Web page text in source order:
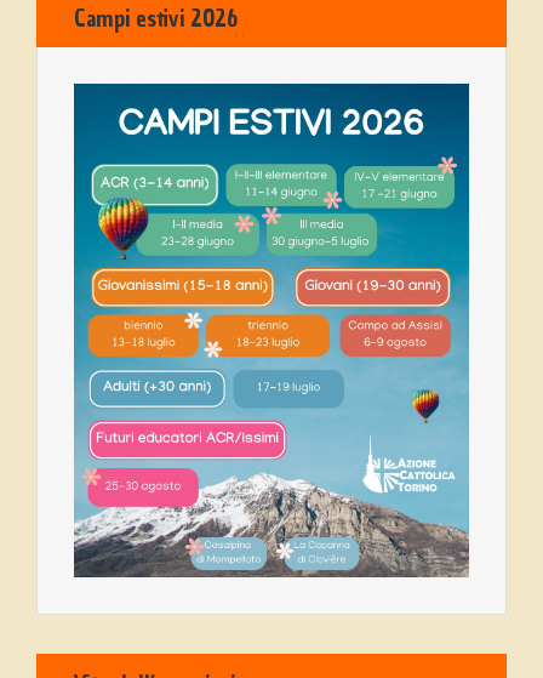
Campi estivi 2026